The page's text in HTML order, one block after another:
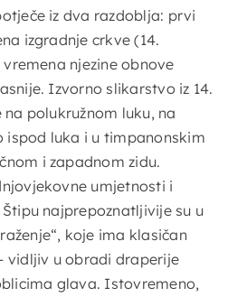
iz dva razdoblja: prvi
izgradnje crkve (14.
njezine obnove
Izvorno slikarstvo iz 14.
polukružnom luku, na
ispod luka i u timpanonskim
i zapadnom zidu.
umjetnosti i
najprepoznatljivije su u
koje ima klasičan
vidljiv u obradi draperije
glava. Istovremeno,